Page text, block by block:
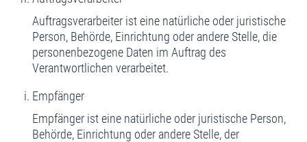
Auftragsverarbeiter ist eine natürliche oder juristische
Person, Behörde, Einrichtung oder andere Stelle, die
personenbezogene Daten im Auftrag des
Verantwortlichen verarbeitet.
Empfänger
Empfänger ist eine natürliche oder juristische Person,
Behörde, Einrichtung oder andere Stelle, der